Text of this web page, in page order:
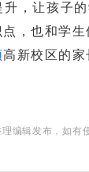
，让孩子
，也和学
高新校区的
编辑发布，如有